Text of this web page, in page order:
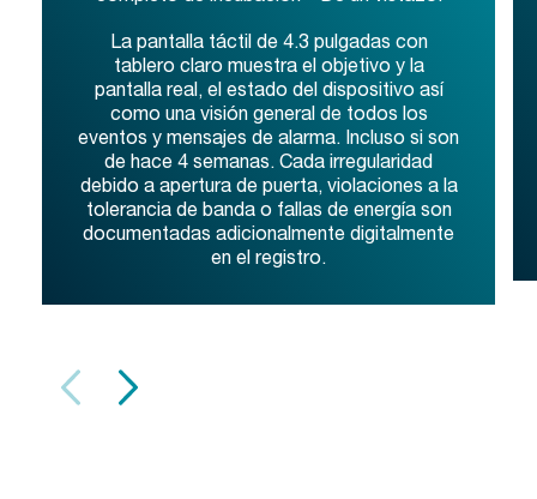
La pantalla táctil de 4.3 pulgadas con
tablero claro muestra el objetivo y la
pantalla real, el estado del dispositivo así
como una visión general de todos los
eventos y mensajes de alarma. Incluso si son
de hace 4 semanas. Cada irregularidad
debido a apertura de puerta, violaciones a la
tolerancia de banda o fallas de energía son
documentadas adicionalmente digitalmente
en el registro.